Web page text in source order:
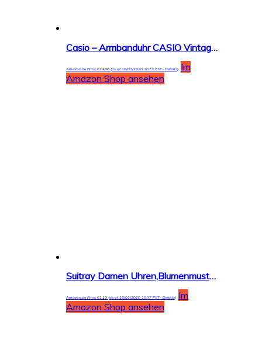
Casio – Armbanduhr CASIO Vintage Leder (ltp-1154pq-7bef)
Amazon.de Price:€24,86(as of 18/03/2020 10:37 PST- Details)
Im
Amazon Shop ansehen
Suitray Damen Uhren,Blumenmuster Frauen Armbanduhr Analoge Quarzuhr Freizeit Uhr Geschenk,Runde Zifferblattgehäuse Lederband Uhren
Amazon.de Price:€1,10(as of 18/03/2020 10:37 PST- Details)
Im
Amazon Shop ansehen